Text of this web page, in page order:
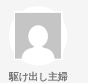
駆け出し主婦